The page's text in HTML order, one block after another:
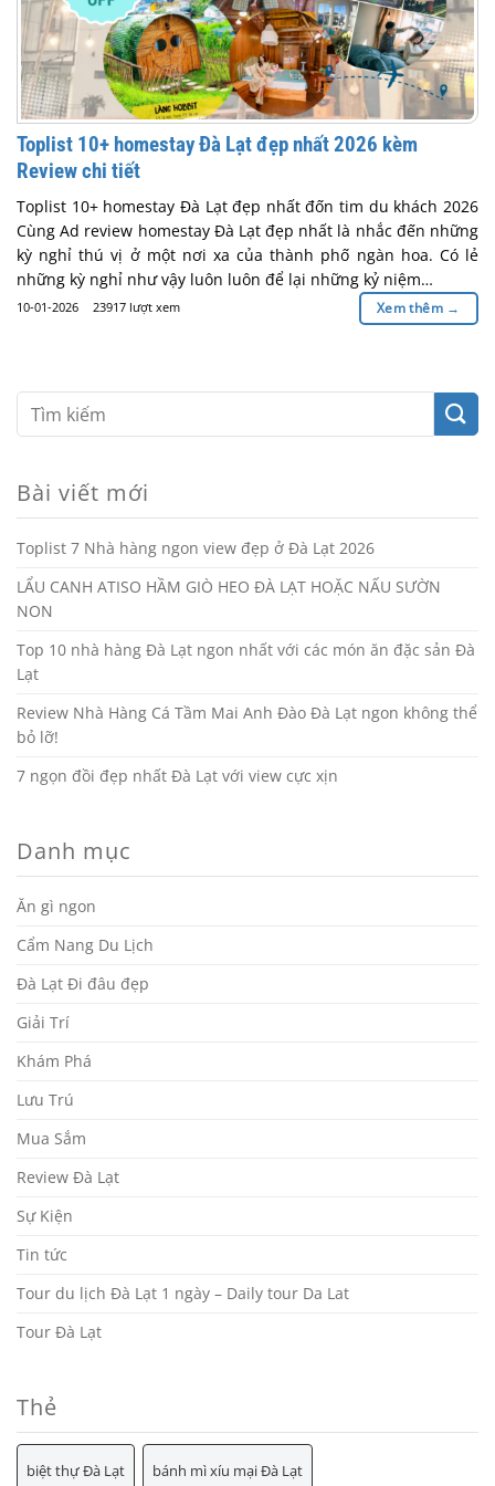
Toplist 10+ homestay Đà Lạt đẹp nhất 2026 kèm
Review chi tiết
Toplist 10+ homestay Đà Lạt đẹp nhất đốn tim du khách 2026
Cùng Ad review homestay Đà Lạt đẹp nhất là nhắc đến những
kỳ nghỉ thú vị ở một nơi xa của thành phố ngàn hoa. Có lẻ
những kỳ nghỉ như vậy luôn luôn để lại những kỷ niệm…
10-01-2026 23917 lượt xem Xem thêm →
Bài viết mới
Toplist 7 Nhà hàng ngon view đẹp ở Đà Lạt 2026
LẨU CANH ATISO HẦM GIÒ HEO ĐÀ LẠT HOẶC NẤU SƯỜN
NON
Top 10 nhà hàng Đà Lạt ngon nhất với các món ăn đặc sản Đà
Lạt
Review Nhà Hàng Cá Tầm Mai Anh Đào Đà Lạt ngon không thể
bỏ lỡ!
7 ngọn đồi đẹp nhất Đà Lạt với view cực xịn
Danh mục
Ăn gì ngon
Cẩm Nang Du Lịch
Đà Lạt Đi đâu đẹp
Giải Trí
Khám Phá
Lưu Trú
Mua Sắm
Review Đà Lạt
Sự Kiện
Tin tức
Tour du lịch Đà Lạt 1 ngày – Daily tour Da Lat
Tour Đà Lạt
Thẻ
biệt thự Đà Lạt bánh mì xíu mại Đà Lạt